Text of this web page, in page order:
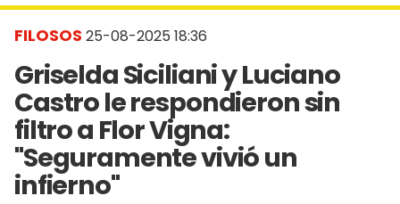
FILOSOS 25-08-2025 18:36
Griselda Siciliani y Luciano
Castro le respondieron sin
filtro a Flor Vigna:
"Seguramente vivió un
infierno"